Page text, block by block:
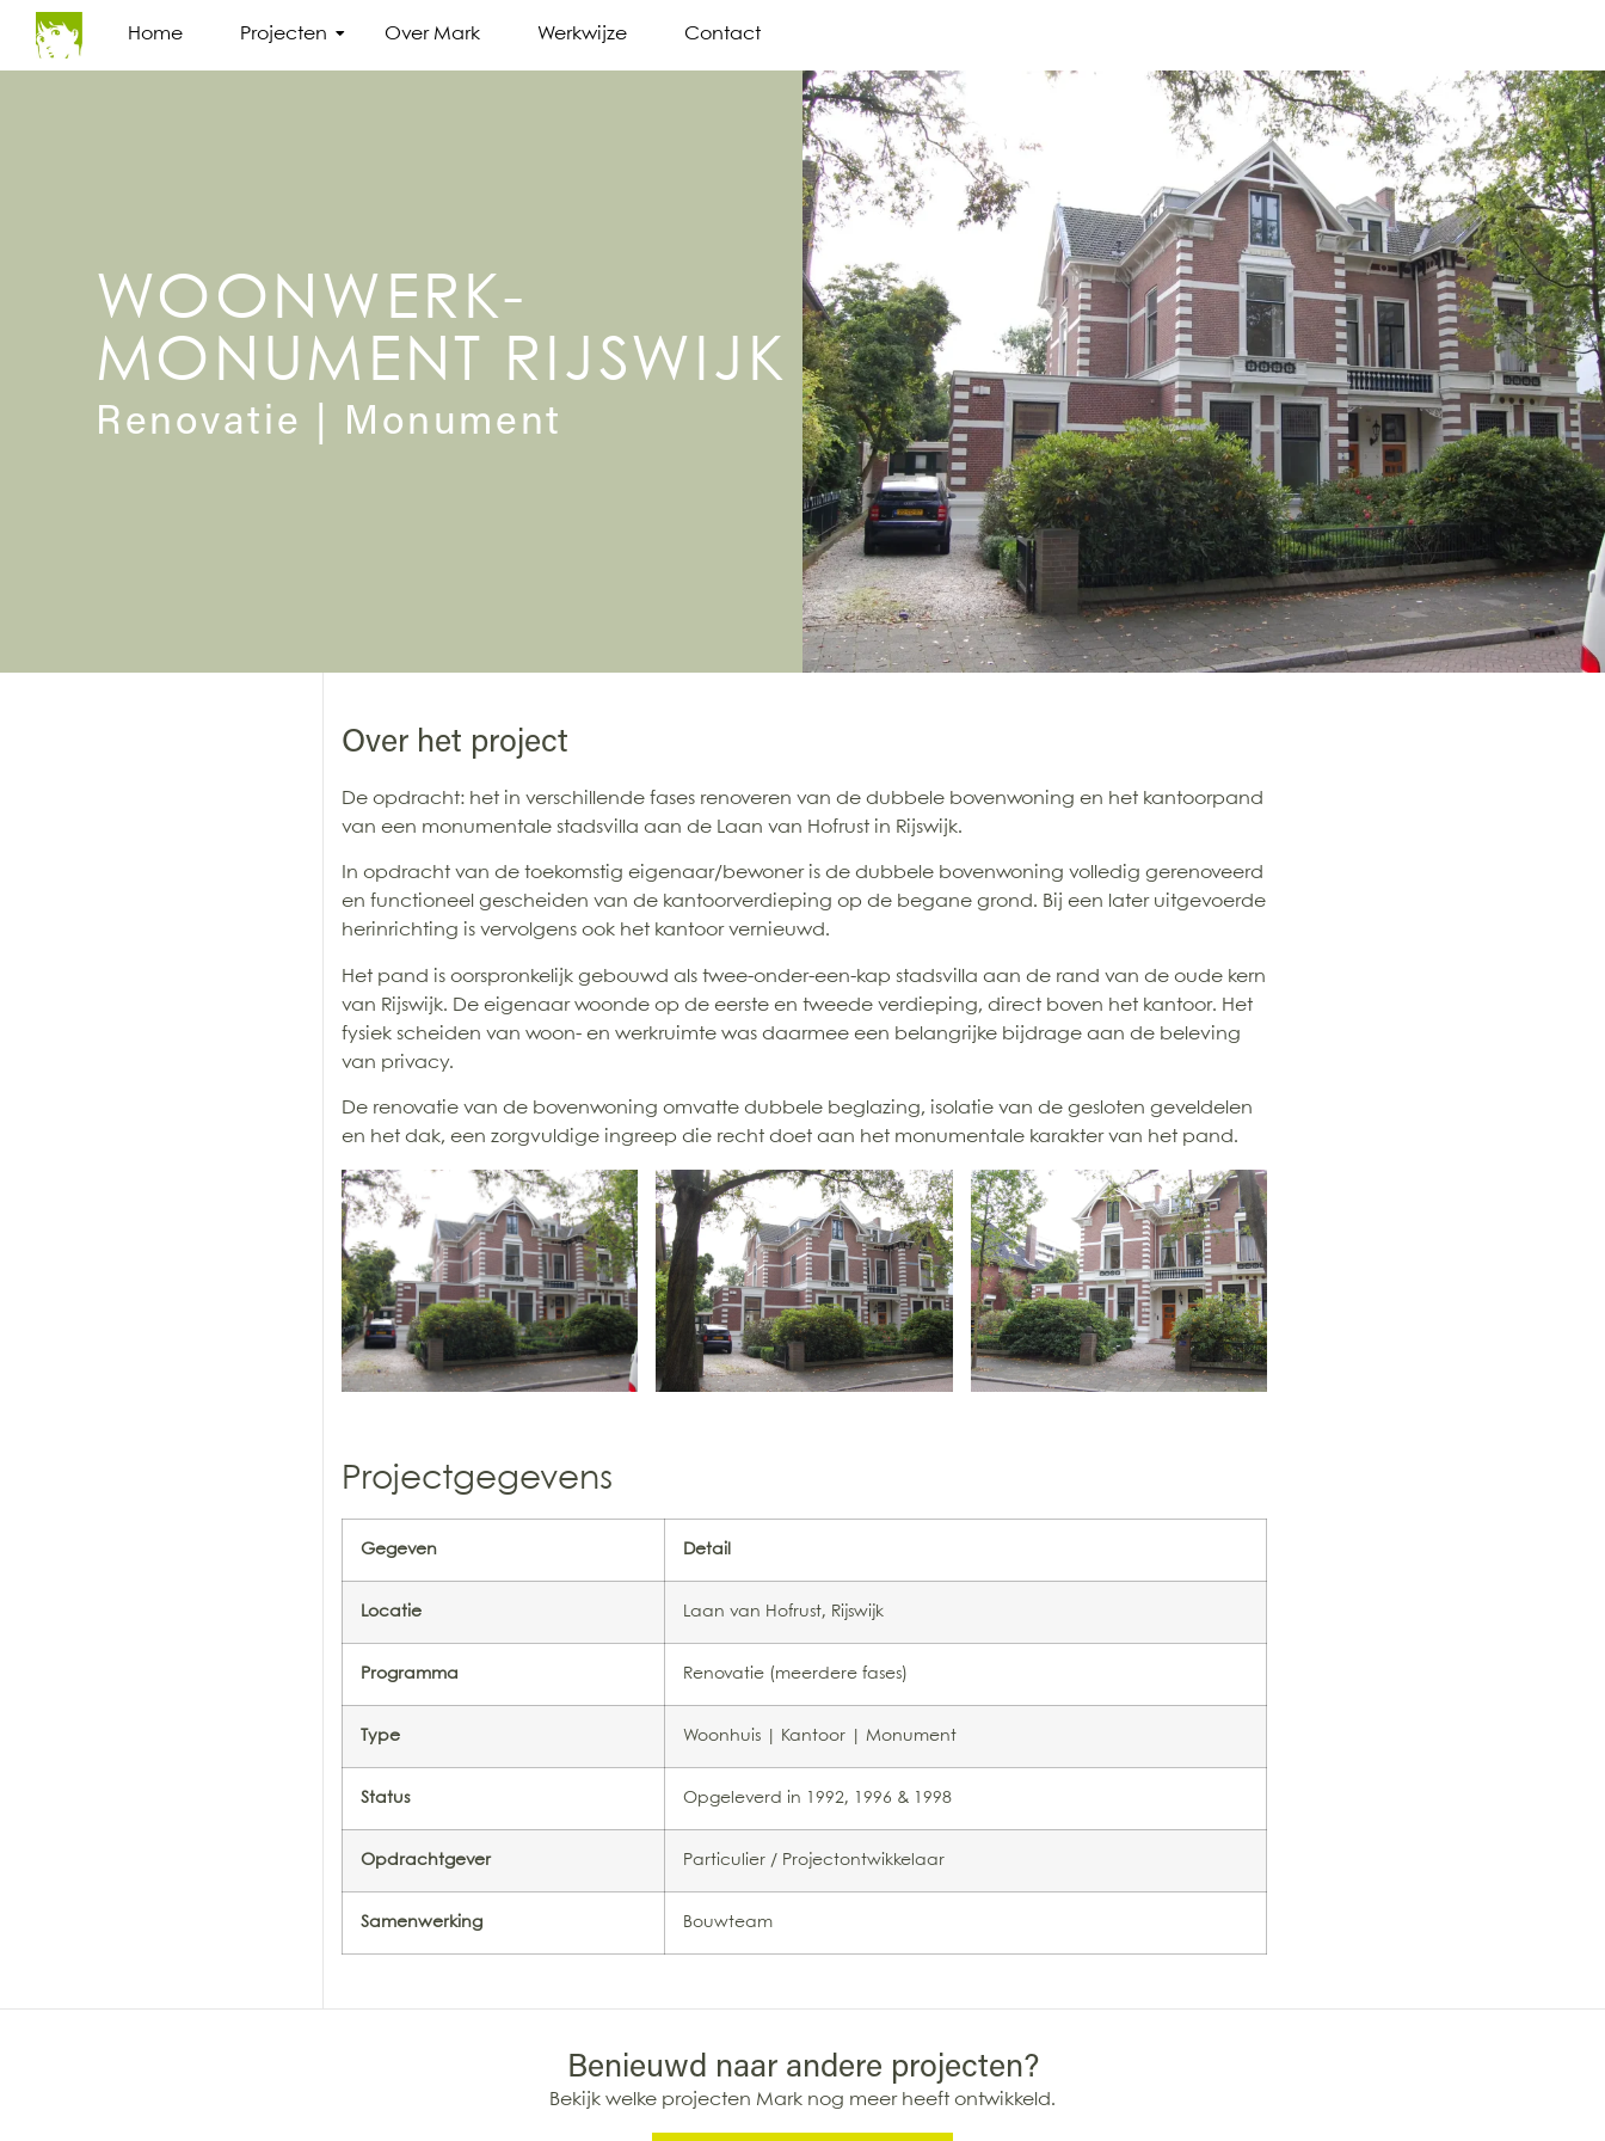
Home Projecten Over Mark Werkwijze Contact
WOONWERK-
MONUMENT RIJSWIJK
Renovatie | Monument
Over het project
De opdracht: het in verschillende fases renoveren van de dubbele bovenwoning en het kantoorpand
van een monumentale stadsvilla aan de Laan van Hofrust in Rijswijk.
In opdracht van de toekomstig eigenaar/bewoner is de dubbele bovenwoning volledig gerenoveerd
en functioneel gescheiden van de kantoorverdieping op de begane grond. Bij een later uitgevoerde
herinrichting is vervolgens ook het kantoor vernieuwd.
Het pand is oorspronkelijk gebouwd als twee-onder-een-kap stadsvilla aan de rand van de oude kern
van Rijswijk. De eigenaar woonde op de eerste en tweede verdieping, direct boven het kantoor. Het
fysiek scheiden van woon- en werkruimte was daarmee een belangrijke bijdrage aan de beleving
van privacy.
De renovatie van de bovenwoning omvatte dubbele beglazing, isolatie van de gesloten geveldelen
en het dak, een zorgvuldige ingreep die recht doet aan het monumentale karakter van het pand.
Projectgegevens
Gegeven Detail
Locatie Laan van Hofrust, Rijswijk
Programma Renovatie (meerdere fases)
Type Woonhuis | Kantoor | Monument
Status Opgeleverd in 1992, 1996 & 1998
Opdrachtgever Particulier / Projectontwikkelaar
Samenwerking Bouwteam
Benieuwd naar andere projecten?
Bekijk welke projecten Mark nog meer heeft ontwikkeld.